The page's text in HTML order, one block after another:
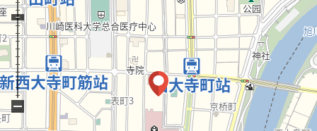
・被进风口24小时污染，设置闯入防止的过滤器和覆盖物
■也把自己的家的"出售"交给三井Rehouse请
・虽然是否是否"出售是以前买房是以前"想重新购买可是不
知道是否最好开始什么。
・因为剩下自己的家的住宅贷款所以想谈无勉强的资金计
−